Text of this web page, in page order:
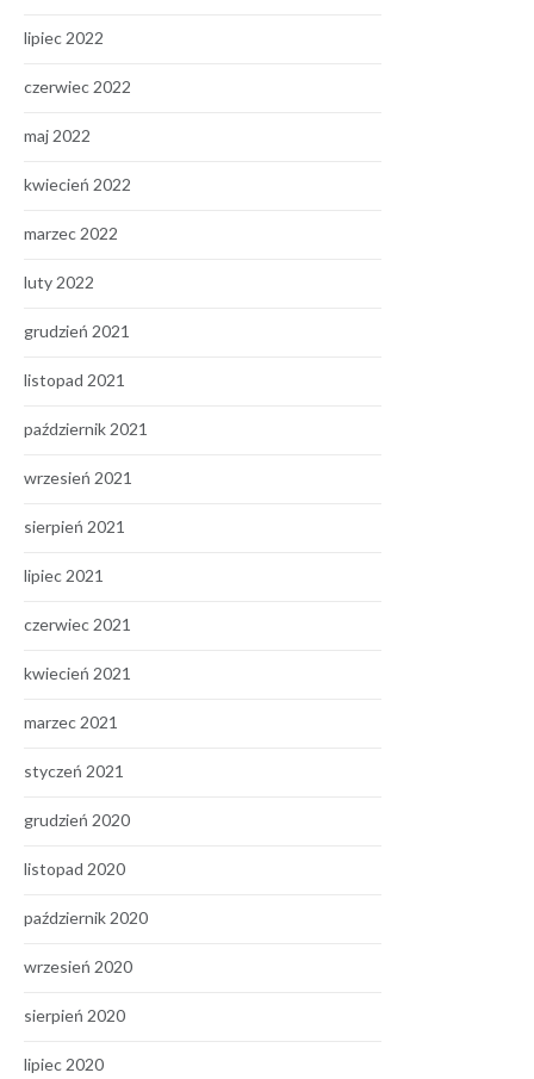
lipiec 2022
czerwiec 2022
maj 2022
kwiecień 2022
marzec 2022
luty 2022
grudzień 2021
listopad 2021
październik 2021
wrzesień 2021
sierpień 2021
lipiec 2021
czerwiec 2021
kwiecień 2021
marzec 2021
styczeń 2021
grudzień 2020
listopad 2020
październik 2020
wrzesień 2020
sierpień 2020
lipiec 2020